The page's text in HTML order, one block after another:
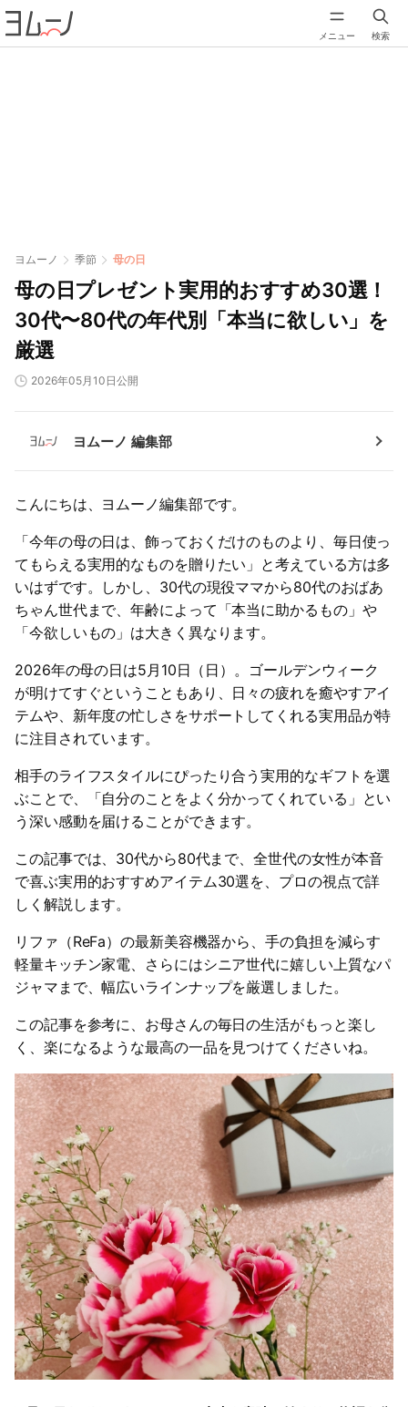
メニュー 検索
ヨムーノ 季節 母の日
母の日プレゼント実用的おすすめ30選！
30代〜80代の年代別「本当に欲しい」を
厳選
2026年05月10日公開
ヨムーノ 編集部
こんにちは、ヨムーノ編集部です。
「今年の母の日は、飾っておくだけのものより、毎日使っ
てもらえる実用的なものを贈りたい」と考えている方は多
いはずです。しかし、30代の現役ママから80代のおばあ
ちゃん世代まで、年齢によって「本当に助かるもの」や
「今欲しいもの」は大きく異なります。
2026年の母の日は5月10日（日）。ゴールデンウィーク
が明けてすぐということもあり、日々の疲れを癒やすアイ
テムや、新年度の忙しさをサポートしてくれる実用品が特
に注目されています。
相手のライフスタイルにぴったり合う実用的なギフトを選
ぶことで、「自分のことをよく分かってくれている」とい
う深い感動を届けることができます。
この記事では、30代から80代まで、全世代の女性が本音
で喜ぶ実用的おすすめアイテム30選を、プロの視点で詳
しく解説します。
リファ（ReFa）の最新美容機器から、手の負担を減らす
軽量キッチン家電、さらにはシニア世代に嬉しい上質なパ
ジャマまで、幅広いラインナップを厳選しました。
この記事を参考に、お母さんの毎日の生活がもっと楽し
く、楽になるような最高の一品を見つけてくださいね。